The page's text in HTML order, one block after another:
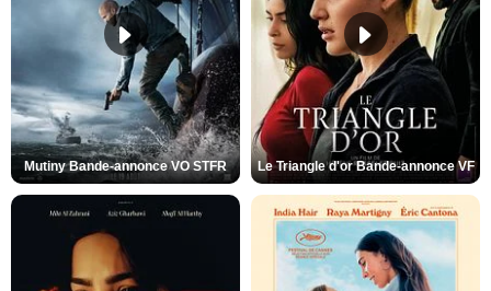
Mutiny Bande-annonce VO STFR Le Triangle d'or Bande-annonce VF